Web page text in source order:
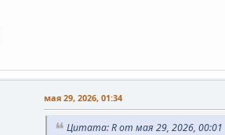
мая 29, 2026, 01:34
Цитата: R от мая 29, 2026, 00:01